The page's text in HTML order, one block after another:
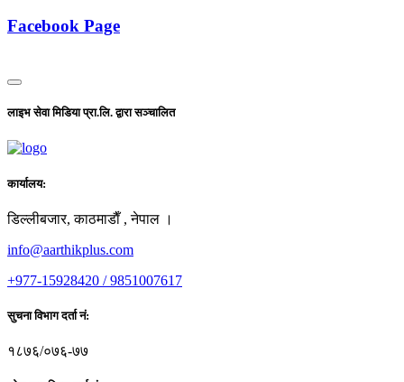
Facebook Page
लाइभ सेवा मिडिया प्रा.लि. द्वारा सञ्चालित
कार्यालय:
डिल्लीबजार, काठमाडाैँ , नेपाल ।
info@aarthikplus.com
+977-15928420 / 9851007617
सुचना विभाग दर्ता नं:
१८७६/०७६-७७